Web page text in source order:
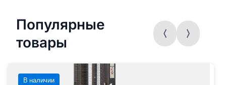
Популярные
товары
В наличии